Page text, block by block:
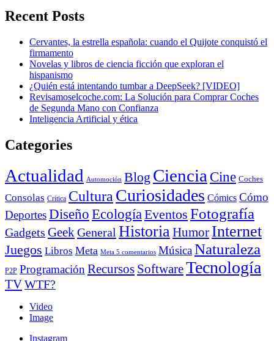
Recent Posts
Cervantes, la estrella española: cuando el Quijote conquistó el
firmamento
Novelas y libros de ciencia ficción que exploran el
hispanismo
¿Quién está intentando tumbar a DeepSeek? [VIDEO]
Revisamoselcoche.com: La Solución para Comprar Coches
de Segunda Mano con Confianza
Inteligencia Artificial y ética
Categories
Actualidad Automoción Blog Ciencia Cine Coches
Consolas Crítica Cultura Curiosidades Cómics Cómo
Deportes Diseño Ecología Eventos Fotografía
Gadgets GeekGeneral HistoriaHumor Internet
Juegos Libros Meta Meta 5 comentarios MúsicaNaturaleza
P2P Programación Recursos SoftwareTecnología
TVWTF?
Video
Image
Instagram